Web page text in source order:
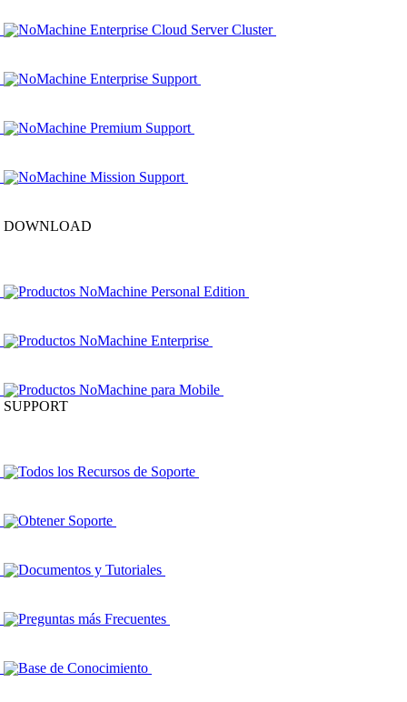
NoMachine Enterprise Cloud Server Cluster
NoMachine Enterprise Support
NoMachine Premium Support
NoMachine Mission Support
DOWNLOAD
Productos NoMachine Personal Edition
Productos NoMachine Enterprise
Productos NoMachine para Mobile
SUPPORT
Todos los Recursos de Soporte
Obtener Soporte
Documentos y Tutoriales
Preguntas más Frecuentes
Base de Conocimiento